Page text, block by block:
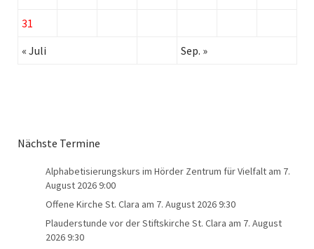
31
« Juli
Sep. »
Nächste Termine
Alphabetisierungskurs im Hörder Zentrum für Vielfalt am 7.
August 2026 9:00
Offene Kirche St. Clara am 7. August 2026 9:30
Plauderstunde vor der Stiftskirche St. Clara am 7. August
2026 9:30